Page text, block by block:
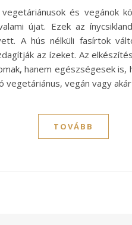
és vegánok
újat. Ezek az
A hús nélküli fasírtok
az ízeket. Az
hanem egészségesek
vegetáriánus, vegán vagy
TOVÁBB